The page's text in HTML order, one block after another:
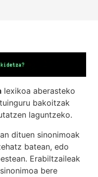
lexikoa aberasteko
bakoitzak
laguntzeko.
dituen sinonimoak
batean, edo
Erabiltzaileak
bere